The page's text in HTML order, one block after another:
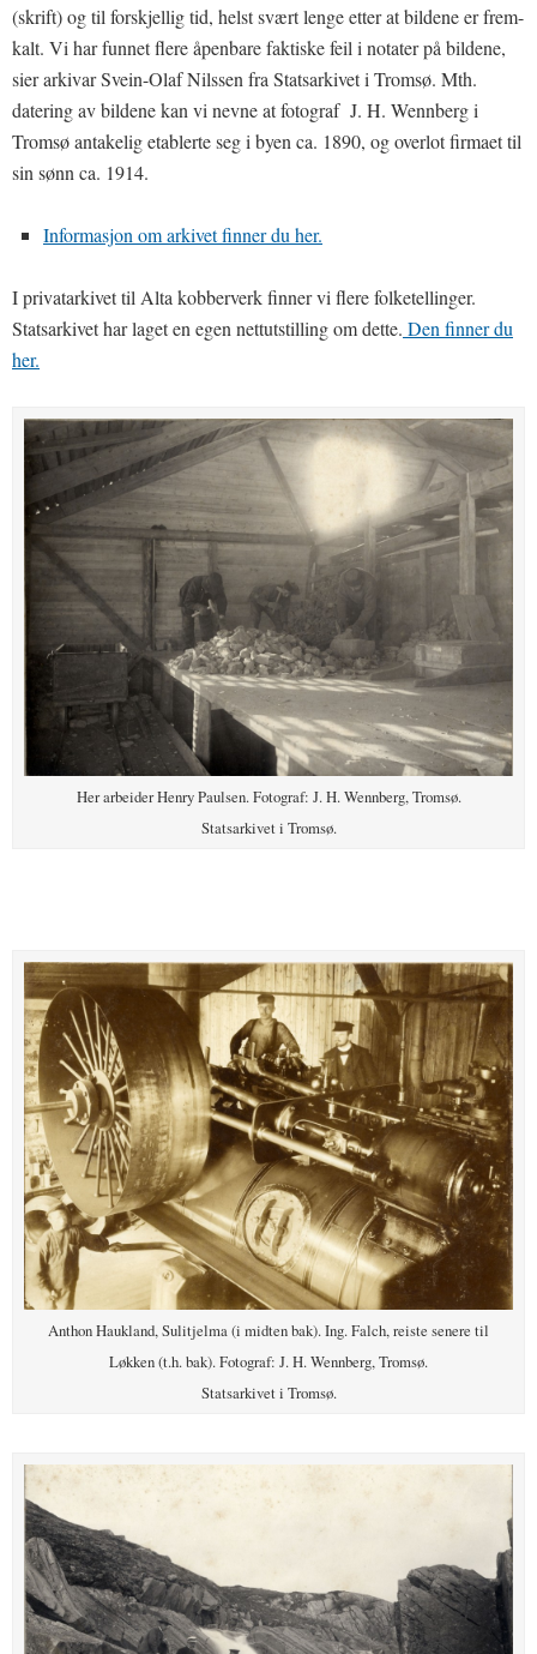
(skrift) og til forskjellig tid, helst svært lenge etter at bildene er frem-
kalt. Vi har funnet flere åpenbare faktiske feil i notater på bildene,
sier arkivar Svein-Olaf Nilssen fra Statsarkivet i Tromsø. Mth.
datering av bildene kan vi nevne at fotograf J. H. Wennberg i
Tromsø antakelig etablerte seg i byen ca. 1890, og overlot firmaet til
sin sønn ca. 1914.
Informasjon om arkivet finner du her.
I privatarkivet til Alta kobberverk finner vi flere folketellinger.
Statsarkivet har laget en egen nettutstilling om dette. Den finner du
her.
Her arbeider Henry Paulsen. Fotograf: J. H. Wennberg, Tromsø.
Statsarkivet i Tromsø.
Anthon Haukland, Sulitjelma (i midten bak). Ing. Falch, reiste senere til
Løkken (t.h. bak). Fotograf: J. H. Wennberg, Tromsø.
Statsarkivet i Tromsø.